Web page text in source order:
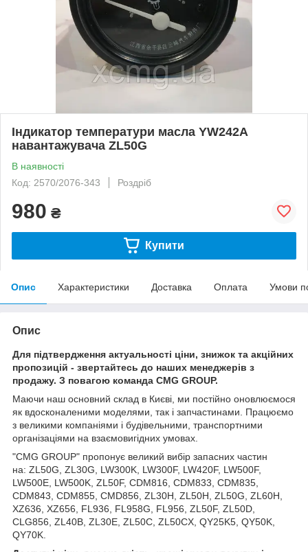
Індикатор температури масла YW242A
навантажувача ZL50G
В наявності
Код: 2570/2076-343
Роздріб
980 ₴
Купити
Опис Характеристики Доставка Оплата Умови
Опис
Для підтвердження актуальності ціни, знижок та акційних
пропозицій - звертайтесь до наших менеджерів з
продажу. З повагою команда CMG GROUP.
Маючи наш основний склад в Києві, ми постійно оновлюємося
як вдосконаленими моделями, так і запчастинами. Працюємо
з великими компаніями і будівельними, транспортними
організаціями на взаємовигідних умовах.
"CMG GROUP" пропонує великий вибір запасних частин
на: ZL50G, ZL30G, LW300K, LW300F, LW420F, LW500F,
LW500E, LW500K, ZL50F, CDM816, CDM833, CDM835,
CDM843, CDM855, CMD856, ZL30H, ZL50H, ZL50G, ZL60H,
XZ636, XZ656, FL936, FL958G, FL956, ZL50F, ZL50D,
CLG856, ZL40B, ZL30E, ZL50C, ZL50CX, QY25K5, QY50K,
QY70K.